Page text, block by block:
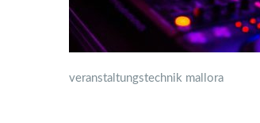
veranstaltungstechnik mallora